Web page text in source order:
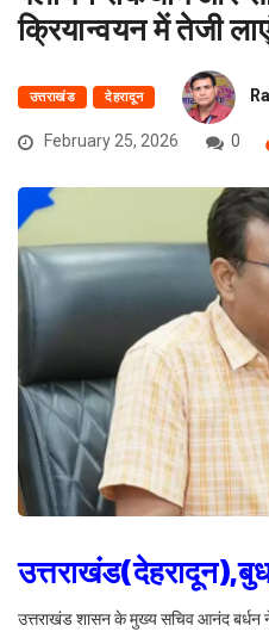
क्रियान्वयन में तेजी
उत्तराखंड देहरादून
February 25, 2026 0
उत्तराखंड शासन के मुख्य सचिव आनंद बर्धन ने